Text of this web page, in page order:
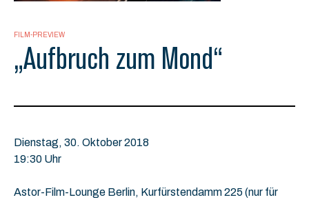
FILM-PREVIEW
„Aufbruch zum Mond“
Dienstag, 30. Oktober 2018
19:30 Uhr
Astor-Film-Lounge Berlin, Kurfürstendamm 225 (nur für